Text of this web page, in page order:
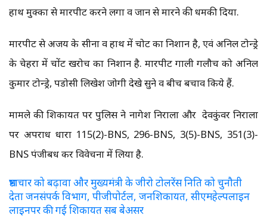
हाथ मुक्का से मारपीट करने लगा व जान से मारने की धमकी दिया.
मारपीट से अजय के सीना व हाथ में चोट का निशान है, एवं अनिल टोन्ड्रे
के चेहरा में चोंट खरोच का निशान है. मारपीट गाली गलौच को अनिल
कुमार टोन्ड्रे, पडोसी लिखेश जोगी देखे सुने व बीच बचाव किये हैं.
मामले की शिकायत पर पुलिस ने नागेश निराला और देवकुंवर निराला
पर अपराध धारा 115(2)-BNS, 296-BNS, 3(5)-BNS, 351(3)-
BNS पंजीबध कर विवेचना में लिया है.
भ्रष्टाचार को बढ़ावा और मुख्यमंत्री के जीरो टोलरेंस निति को चुनौती
देता जनसंपर्क विभाग, पीजीपोर्टल, जनशिकायत, सीएमहेल्पलाइन
लाइनपर की गई शिकायत सब बेअसर